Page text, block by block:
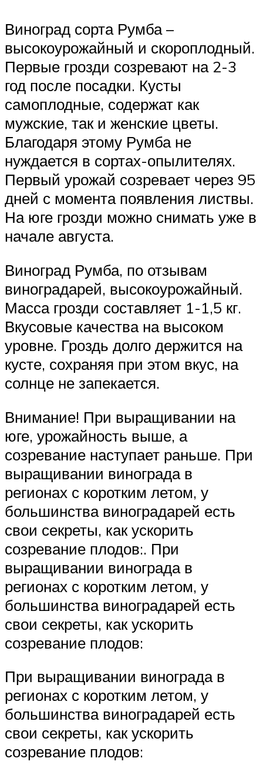
Виноград сорта Румба –
высокоурожайный и скороплодный.
Первые грозди созревают на 2-3
год после посадки. Кусты
самоплодные, содержат как
мужские, так и женские цветы.
Благодаря этому Румба не
нуждается в сортах-опылителях.
Первый урожай созревает через 95
дней с момента появления листвы.
На юге грозди можно снимать уже в
начале августа.
Виноград Румба, по отзывам
виноградарей, высокоурожайный.
Масса грозди составляет 1-1,5 кг.
Вкусовые качества на высоком
уровне. Гроздь долго держится на
кусте, сохраняя при этом вкус, на
солнце не запекается.
Внимание! При выращивании на
юге, урожайность выше, а
созревание наступает раньше. При
выращивании винограда в
регионах с коротким летом, у
большинства виноградарей есть
свои секреты, как ускорить
созревание плодов:. При
выращивании винограда в
регионах с коротким летом, у
большинства виноградарей есть
свои секреты, как ускорить
созревание плодов:
При выращивании винограда в
регионах с коротким летом, у
большинства виноградарей есть
свои секреты, как ускорить
созревание плодов: